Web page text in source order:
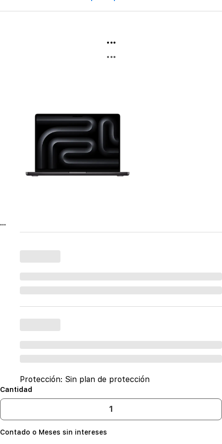
...
...
...
Protección: Sin plan de protección
Cantidad
Contado o Meses sin intereses